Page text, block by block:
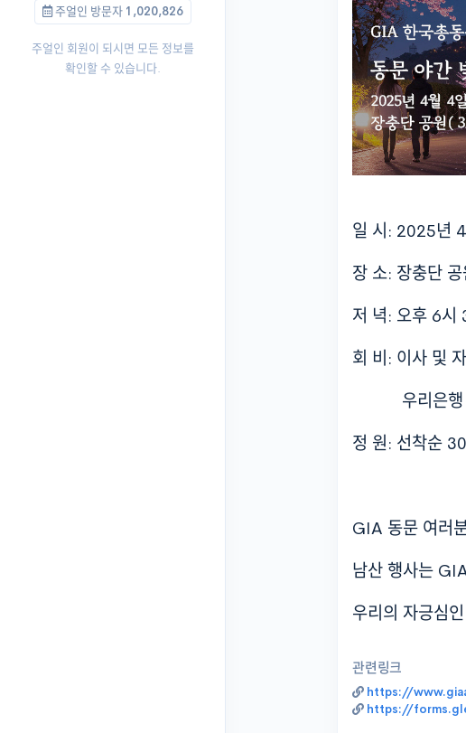
주얼인 방문자 1,020,826
주얼인 회원이 되시면 모든 정보를
확인할 수 있습니다.
일 시: 2025년
장 소: 장충단
저 녁: 오후 6시
회 비: 이사 및
우리은행
정 원: 선착순
GIA 동문 여러
남산 행사는
우리의 자긍심
관련링크
https://
https://